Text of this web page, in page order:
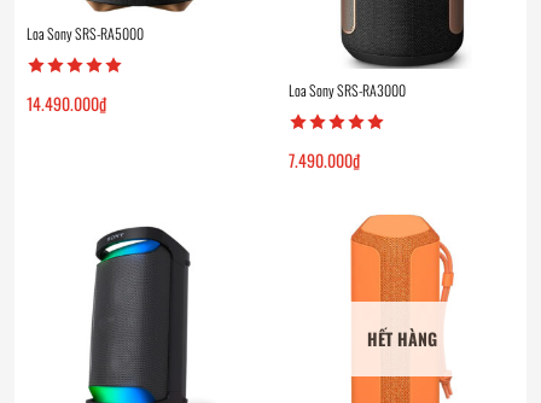
Loa Sony SRS-RA5000
14.490.000₫
Loa Sony SRS-RA3000
7.490.000₫
HẾT HÀNG